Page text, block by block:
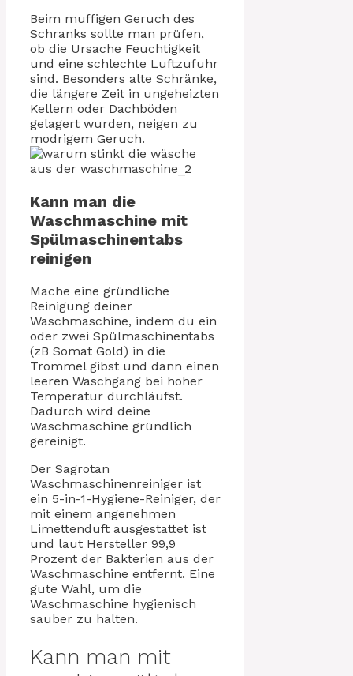
Beim muffigen Geruch des
Schranks sollte man prüfen,
ob die Ursache Feuchtigkeit
und eine schlechte Luftzufuhr
sind. Besonders alte Schränke,
die längere Zeit in ungeheizten
Kellern oder Dachböden
gelagert wurden, neigen zu
modrigem Geruch.
Kann man die
Waschmaschine mit
Spülmaschinentabs
reinigen
Mache eine gründliche
Reinigung deiner
Waschmaschine, indem du ein
oder zwei Spülmaschinentabs
(zB Somat Gold) in die
Trommel gibst und dann einen
leeren Waschgang bei hoher
Temperatur durchläufst.
Dadurch wird deine
Waschmaschine gründlich
gereinigt.
Der Sagrotan
Waschmaschinenreiniger ist
ein 5-in-1-Hygiene-Reiniger, der
mit einem angenehmen
Limettenduft ausgestattet ist
und laut Hersteller 99,9
Prozent der Bakterien aus der
Waschmaschine entfernt. Eine
gute Wahl, um die
Waschmaschine hygienisch
sauber zu halten.
Kann man mit